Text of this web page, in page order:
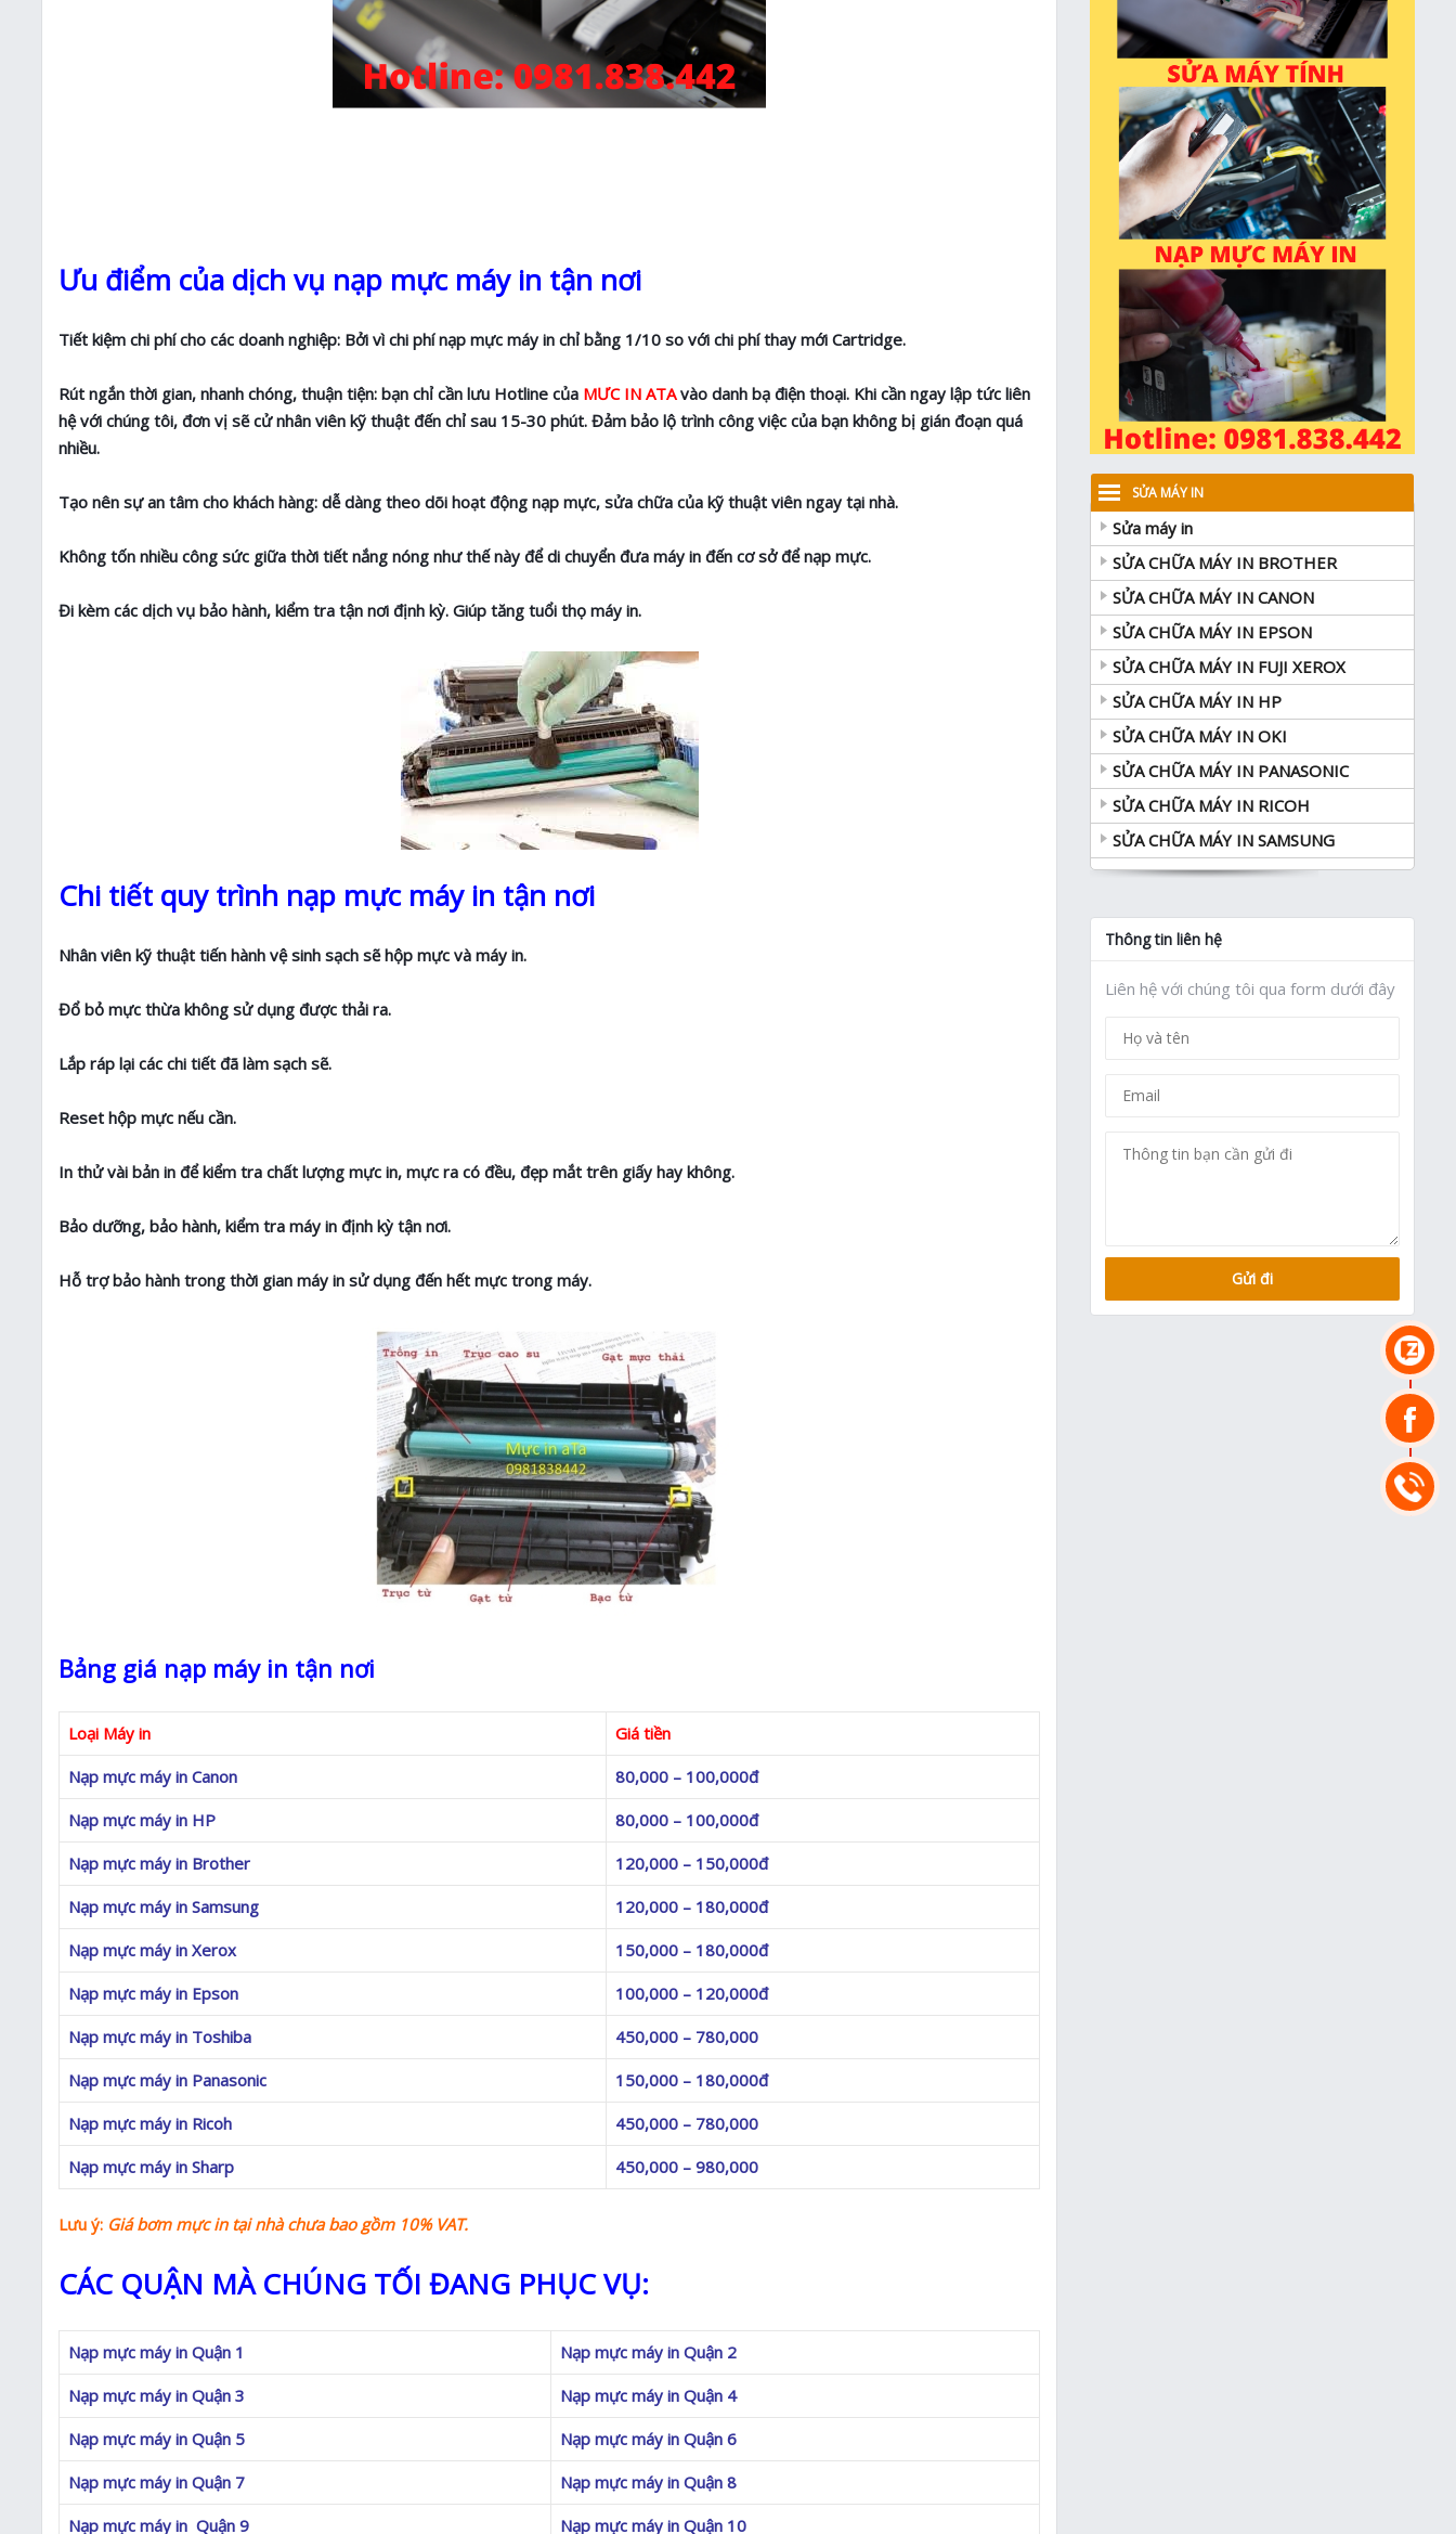
Ưu điểm của dịch vụ nạp mực máy in tận nơi
Tiết kiệm chi phí cho các doanh nghiệp: Bởi vì chi phí nạp mực máy in chỉ bằng 1/10 so với chi phí thay mới Cartridge.
Rút ngắn thời gian, nhanh chóng, thuận tiện: bạn chỉ cần lưu Hotline của MƯC IN ATAvào danh bạ điện thoại. Khi cần ngay lập tức liên
hệ với chúng tôi, đơn vị sẽ cử nhân viên kỹ thuật đến chỉ sau 15-30 phút. Đảm bảo lộ trình công việc của bạn không bị gián đoạn quá
nhiều.
Tạo nên sự an tâm cho khách hàng: dễ dàng theo dõi hoạt động nạp mực, sửa chữa của kỹ thuật viên ngay tại nhà.
Không tốn nhiều công sức giữa thời tiết nắng nóng như thế này để di chuyển đưa máy in đến cơ sở để nạp mực.
Đi kèm các dịch vụ bảo hành, kiểm tra tận nơi định kỳ. Giúp tăng tuổi thọ máy in.
Chi tiết quy trình nạp mực máy in tận nơi
Nhân viên kỹ thuật tiến hành vệ sinh sạch sẽ hộp mực và máy in.
Đổ bỏ mực thừa không sử dụng được thải ra.
Lắp ráp lại các chi tiết đã làm sạch sẽ.
Reset hộp mực nếu cần.
In thử vài bản in để kiểm tra chất lượng mực in, mực ra có đều, đẹp mắt trên giấy hay không.
Bảo dưỡng, bảo hành, kiểm tra máy in định kỳ tận nơi.
Hỗ trợ bảo hành trong thời gian máy in sử dụng đến hết mực trong máy.
Bảng giá nạp máy in tận nơi
Loại Máy in
Giá tiền
Nạp mực máy in Canon
80,000 – 100,000đ
Nạp mực máy in HP
80,000 – 100,000đ
Nạp mực máy in Brother
120,000 – 150,000đ
Nạp mực máy in Samsung
120,000 – 180,000đ
Nạp mực máy in Xerox
150,000 – 180,000đ
Nạp mực máy in Epson
100,000 – 120,000đ
Nạp mực máy in Toshiba
450,000 – 780,000
Nạp mực máy in Panasonic
150,000 – 180,000đ
Nạp mực máy in Ricoh
450,000 – 780,000
Nạp mực máy in Sharp
450,000 – 980,000
Lưu ý: Giá bơm mực intại nhàchưa bao gồm 10% VAT.
CÁC QUẬN MÀ CHÚNG TỐI ĐANG PHỤC VỤ:
Nạp mực máy in Quận 1
Nạp mực máy in Quận 2
Nạp mực máy in Quận 3
Nạp mực máy in Quận 4
Nạp mực máy in Quận 5
Nạp mực máy in Quận 6
Nạp mực máy in Quận 7
Nạp mực máy in Quận 8
Nạp mực máy in Quận 9
Nạp mực máy in Quận 10
SỬA MÁY IN
Sửa máy in
SỬA CHỮA MÁY IN BROTHER
SỬA CHỮA MÁY IN CANON
SỬA CHỮA MÁY IN EPSON
SỬA CHỮA MÁY IN FUJI XEROX
SỬA CHỮA MÁY IN HP
SỬA CHỮA MÁY IN OKI
SỬA CHỮA MÁY IN PANASONIC
SỬA CHỮA MÁY IN RICOH
SỬA CHỮA MÁY IN SAMSUNG
Thông tin liên hệ
Liên hệ với chúng tôi qua form dưới đây